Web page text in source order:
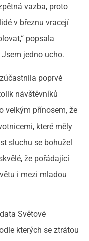
vazba, proto
v březnu vracejí
popsala
jedno ucho.
poprvé
návštěvníků
velkým přínosem, že
které měly
sluchu se bohužel
že pořádající
i mezi mladou
Světové
kterých se ztrátou